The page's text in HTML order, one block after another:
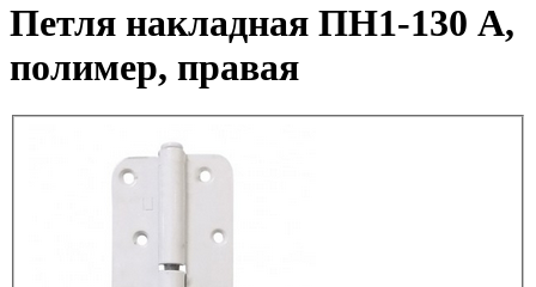
Петля накладная ПН1-130 А,
полимер, правая